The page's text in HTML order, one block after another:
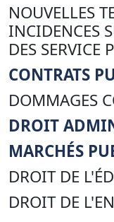
NOUVELLES
INCIDENCES
DES SERVICE
CONTRATS
DOMMAGES
DROIT
MARCHÉS
DROIT DE
DROIT DE